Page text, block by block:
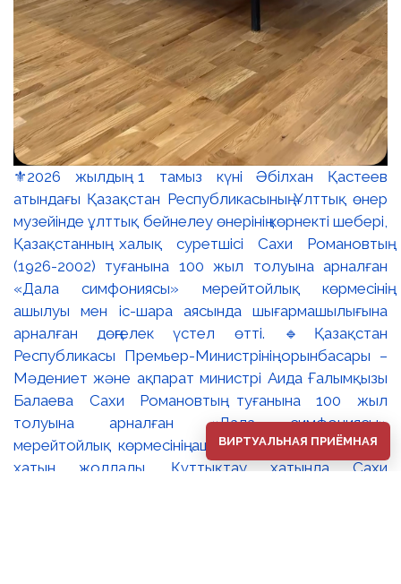
⚜️2026 жылдың 1 тамыз күні Әбілхан Қастеев
атындағы Қазақстан Республикасының Ұлттық өнер
музейінде ұлттық бейнелеу өнерінің көрнекті шебері,
Қазақстанның халық суретшісі Сахи Романовтың
(1926-2002) туғанына 100 жыл толуына арналған
«Дала симфониясы» мерейтойлық көрмесінің
ашылуы мен іс-шара аясында шығармашылығына
арналған дөңгелек үстел өтті. 🔹Қазақстан
Республикасы Премьер-Министрінің орынбасары –
Мәдениет және ақпарат министрі Аида Ғалымқызы
Балаева Сахи Романовтың туғанына 100 жыл
толуына арналған «Дала симфониясы»
мерейтойлық көрмесінің ашылуына орай құттықтау
хатын жолдады. Құттықтау хатында Сахи
ВИРТУАЛЬНАЯ ПРИЁМНАЯ